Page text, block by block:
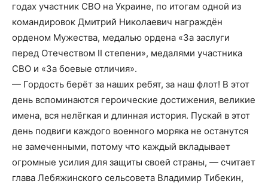
годах участник СВО на Украине, по итогам одной из
командировок Дмитрий Николаевич награждён
орденом Мужества, медалью ордена «За заслуги
перед Отечеством II степени», медалями участника
СВО и «За боевые отличия».
— Гордость берёт за наших ребят, за наш флот! В этот
день вспоминаются героические достижения, великие
имена, вся нелёгкая и длинная история. Пускай в этот
день подвиги каждого военного моряка не останутся
не замеченными, потому что каждый вкладывает
огромные усилия для защиты своей страны, — считает
глава Лебяжинского сельсовета Владимир Тибекин,